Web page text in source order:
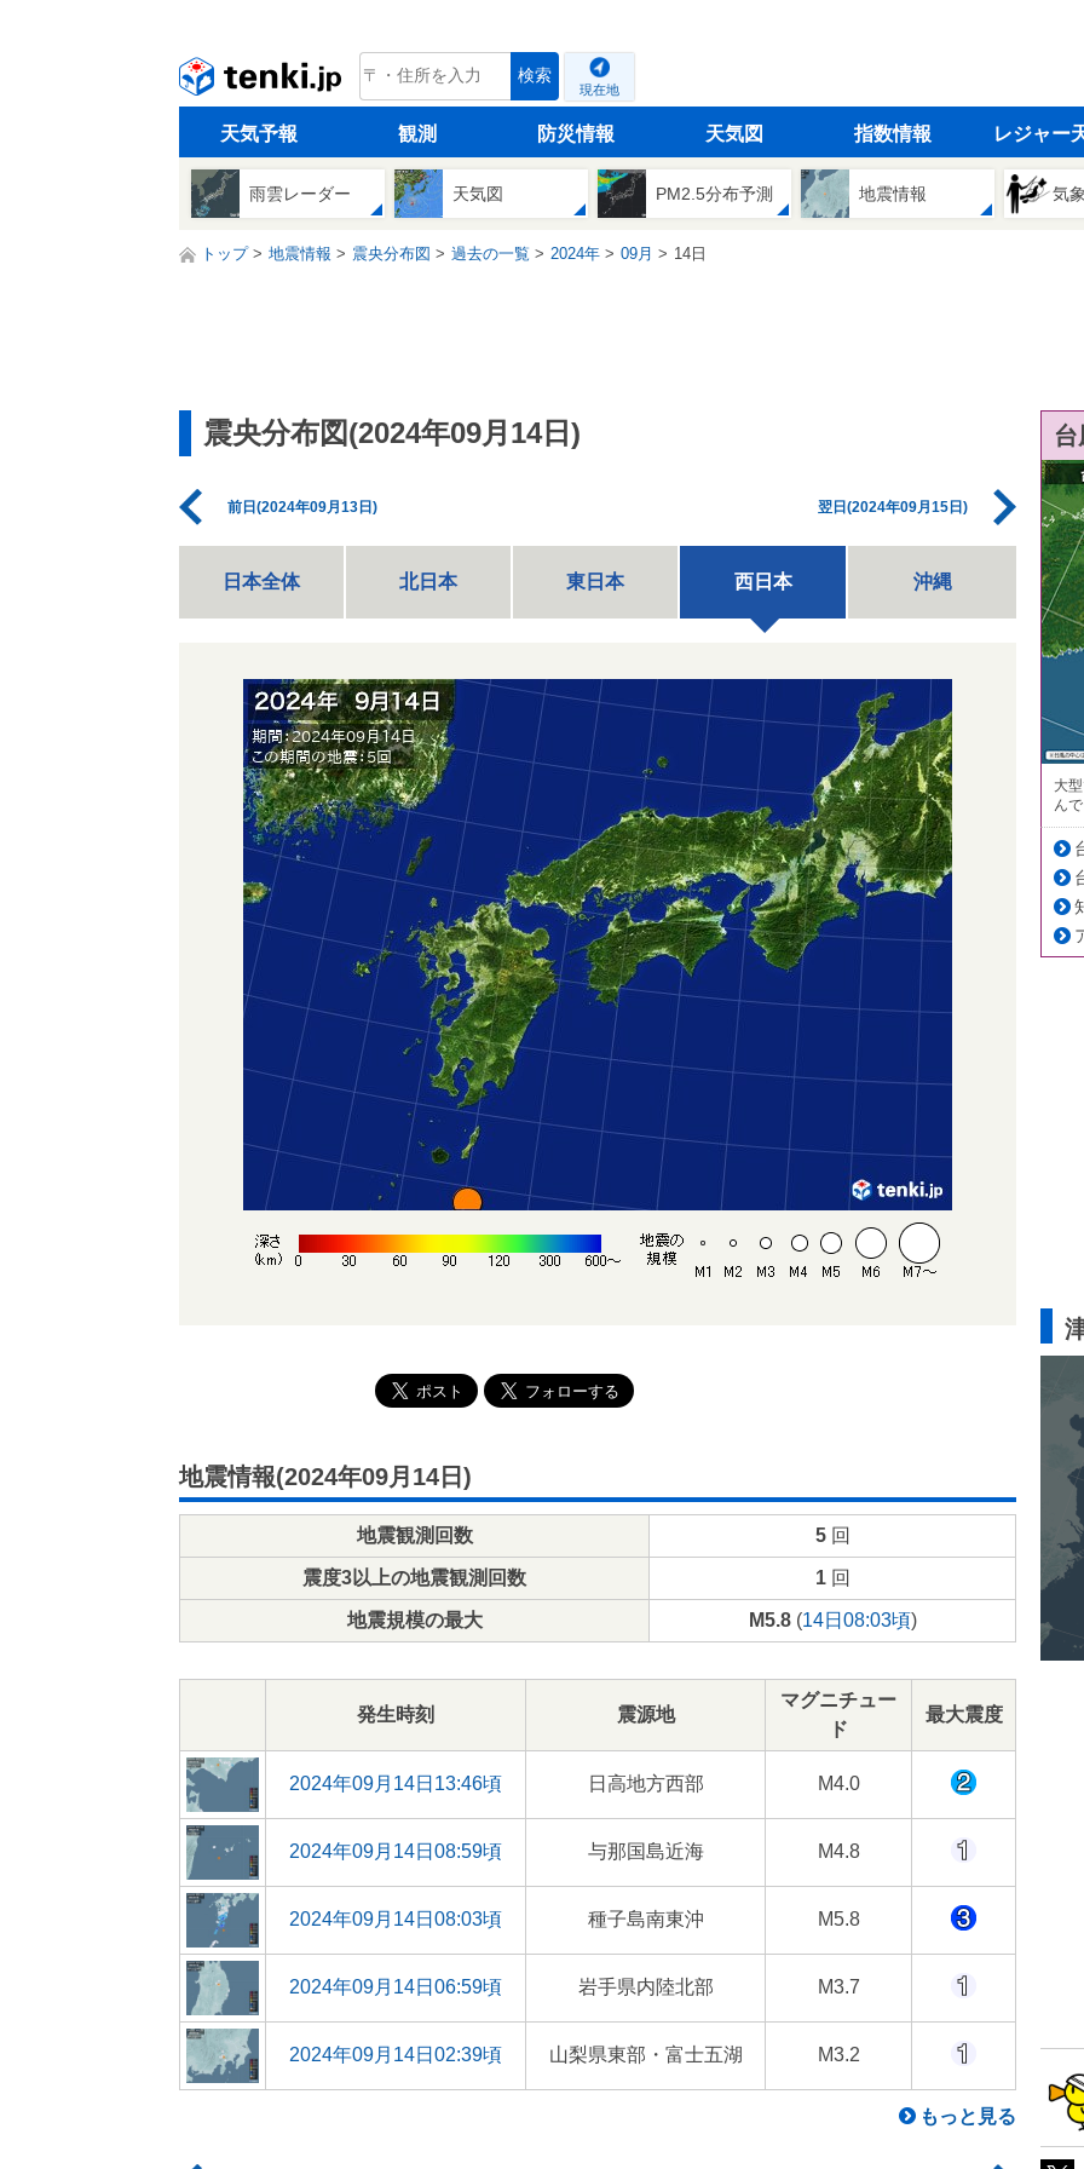
tenki.jp 検索
現在地
天気予報 観測 防災情報 天気図 指数情報 レジャー
雨雲レーダー 天気図 PM2.5分布予測 地震情報 気
トップ 地震情報 震央分布図 過去の一覧 2024年 09月 14日
震央分布図(2024年09月14日)
前日(2024年09月13日) 翌日(2024年09月15日)
日本全体 北日本 東日本 西日本 沖縄
地震情報(2024年09月14日)
地震観測回数 5回
震度3以上の地震観測回数 1回
地震規模の最大 M5.8(14日08:03頃)
発生時刻 震源地
マグニチュー
ド
最大震度
2024年09月14日13:46頃 日高地方西部 M4.0
2024年09月14日08:59頃 与那国島近海 M4.8
2024年09月14日08:03頃 種子島南東沖 M5.8
2024年09月14日06:59頃 岩手県内陸北部 M3.7
2024年09月14日02:39頃 山梨県東部・富士五湖 M3.2
もっと見る
大
ん